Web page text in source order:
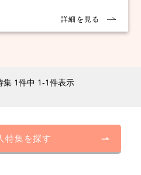
集 1件中 1-1件表示
特集を探す